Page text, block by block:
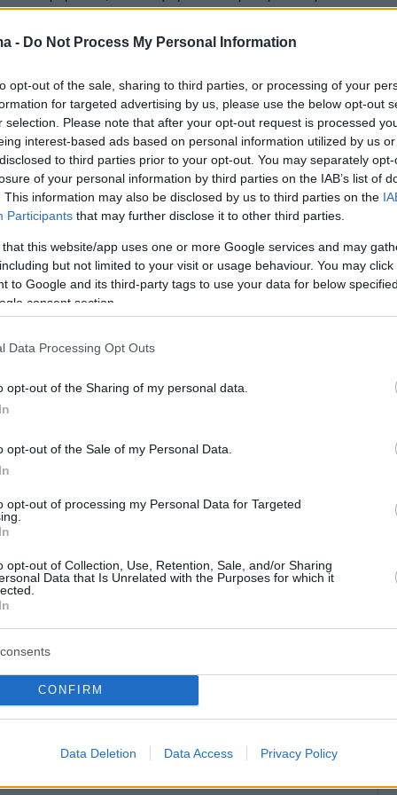
- Do Not Process My Personal Information
opt-out of the sale, sharing to third parties, or processing of your
for targeted advertising by us, please use the below opt-out
selection. Please note that after your opt-out request is processed
interest-based ads based on personal information utilized by us
to third parties prior to your opt-out. You may separately
of your personal information by third parties on the IAB’s list of
This information may also be disclosed by us to third parties on the
Participants that may further disclose it to other third parties.
that this website/app uses one or more Google services and may
but not limited to your visit or usage behaviour. You may
to Google and its third-party tags to use your data for below
consent section.
Data Processing Opt Outs
opt-out of the Sharing of my personal data.
opt-out of the Sale of my Personal Data.
opt-out of processing my Personal Data for Targeted
opt-out of Collection, Use, Retention, Sale, and/or Sharing
Data that Is Unrelated with the Purposes for which it
CONFIRM
Data Deletion Data Access Privacy Policy
έξοδό του από το νοσοκομείο.
ανέφερε: «Μου συνέβη ένα τροχαίο πριν
δυο εβδομάδες, στο οποίο χτύπησα με τη
κάποιος από ένα στοπ, δεν θέλω
Μπορώ να το κάνω δραματικό
ήμουν πεταμένος κάτω, αλλά δεν
λοιπόν, με έβαλε να σκεφτώ κάποια
βγήκα από το νοσοκομείο και καθώς
τώρα και δεν μπορώ να κάνω τίποτα
πως αλλάζει η καθημερινότητα. Από
χίλια πράγματα μέσα στην ημέρα, τώρα
με το ζόρι ένα – δύο
πρόσθεσε: «Όλο αυτόν τον καιρό σκέφτηκα
της ημέρας έχει σημασία να είσαι καλά και
Με την ταχύτητα που τρέχω καθημερινά
ότι πρέπει να κόψω γενικά ταχύτητα είτε
». Στη λεζάντα της δημοσίευσής του
Το τροχαίο που με έκανε να δω αλλιώς τη
να εμφανιστώ και είπα να κάνω ένα
YouTube όπου τα αναφέρω όλα. Σας
για τα μηνύματα σας